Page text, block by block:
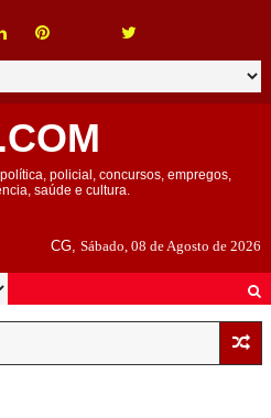
policial, concursos, empregos,
saúde e cultura.
CG,Sábado, 08 de Agosto de 2026